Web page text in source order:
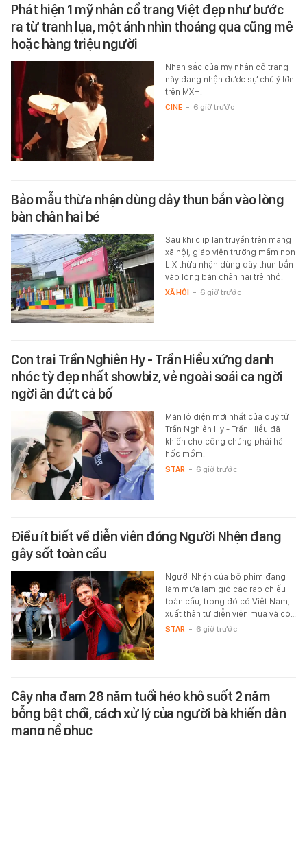
Phát hiện 1 mỹ nhân cổ trang Việt đẹp như bước
ra từ tranh lụa, một ánh nhìn thoáng qua cũng mê
hoặc hàng triệu người
Nhan sắc của mỹ nhân cổ trang
này đang nhận được sự chú ý lớn
trên MXH.
CINE - 6 giờ trước
Bảo mẫu thừa nhận dùng dây thun bắn vào lòng
bàn chân hai bé
Sau khi clip lan truyền trên mạng
xã hội, giáo viên trường mầm non
L.X thừa nhận dùng dây thun bắn
vào lòng bàn chân hai trẻ nhỏ.
XÃ HỘI - 6 giờ trước
Con trai Trần Nghiên Hy - Trần Hiểu xứng danh
nhóc tỳ đẹp nhất showbiz, vẻ ngoài soái ca ngời
ngời ăn đứt cả bố
Màn lộ diện mới nhất của quý tử
Trần Nghiên Hy - Trần Hiểu đã
khiến cho công chúng phải há
hốc mồm.
STAR - 6 giờ trước
Điều ít biết về diễn viên đóng Người Nhện đang
gây sốt toàn cầu
Người Nhện của bộ phim đang
làm mưa làm gió các rạp chiếu
toàn cầu, trong đó có Việt Nam,
xuất thân từ diễn viên múa và có…
STAR - 6 giờ trước
Cây nha đam 28 năm tuổi héo khô suốt 2 năm
bỗng bật chồi, cách xử lý của người bà khiến dân
mạng nể phục